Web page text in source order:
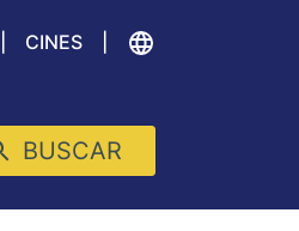
CINES
BUSCAR